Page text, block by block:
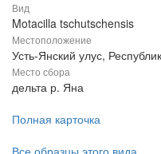
Вид
Motacilla tschutschensis
Местоположение
Усть-Янский улус,
Место сбора
дельта р. Яна
Полная карточка
Все образцы этого вида